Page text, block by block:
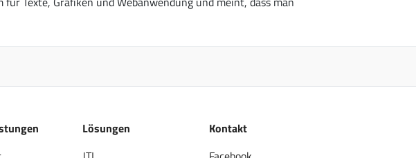
Lösungen
Kontakt